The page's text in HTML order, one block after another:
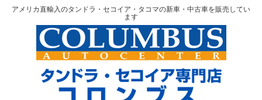
アメリカ直輸入のタンドラ・セコイア・タコマの新車・中古車を販売してい
ます